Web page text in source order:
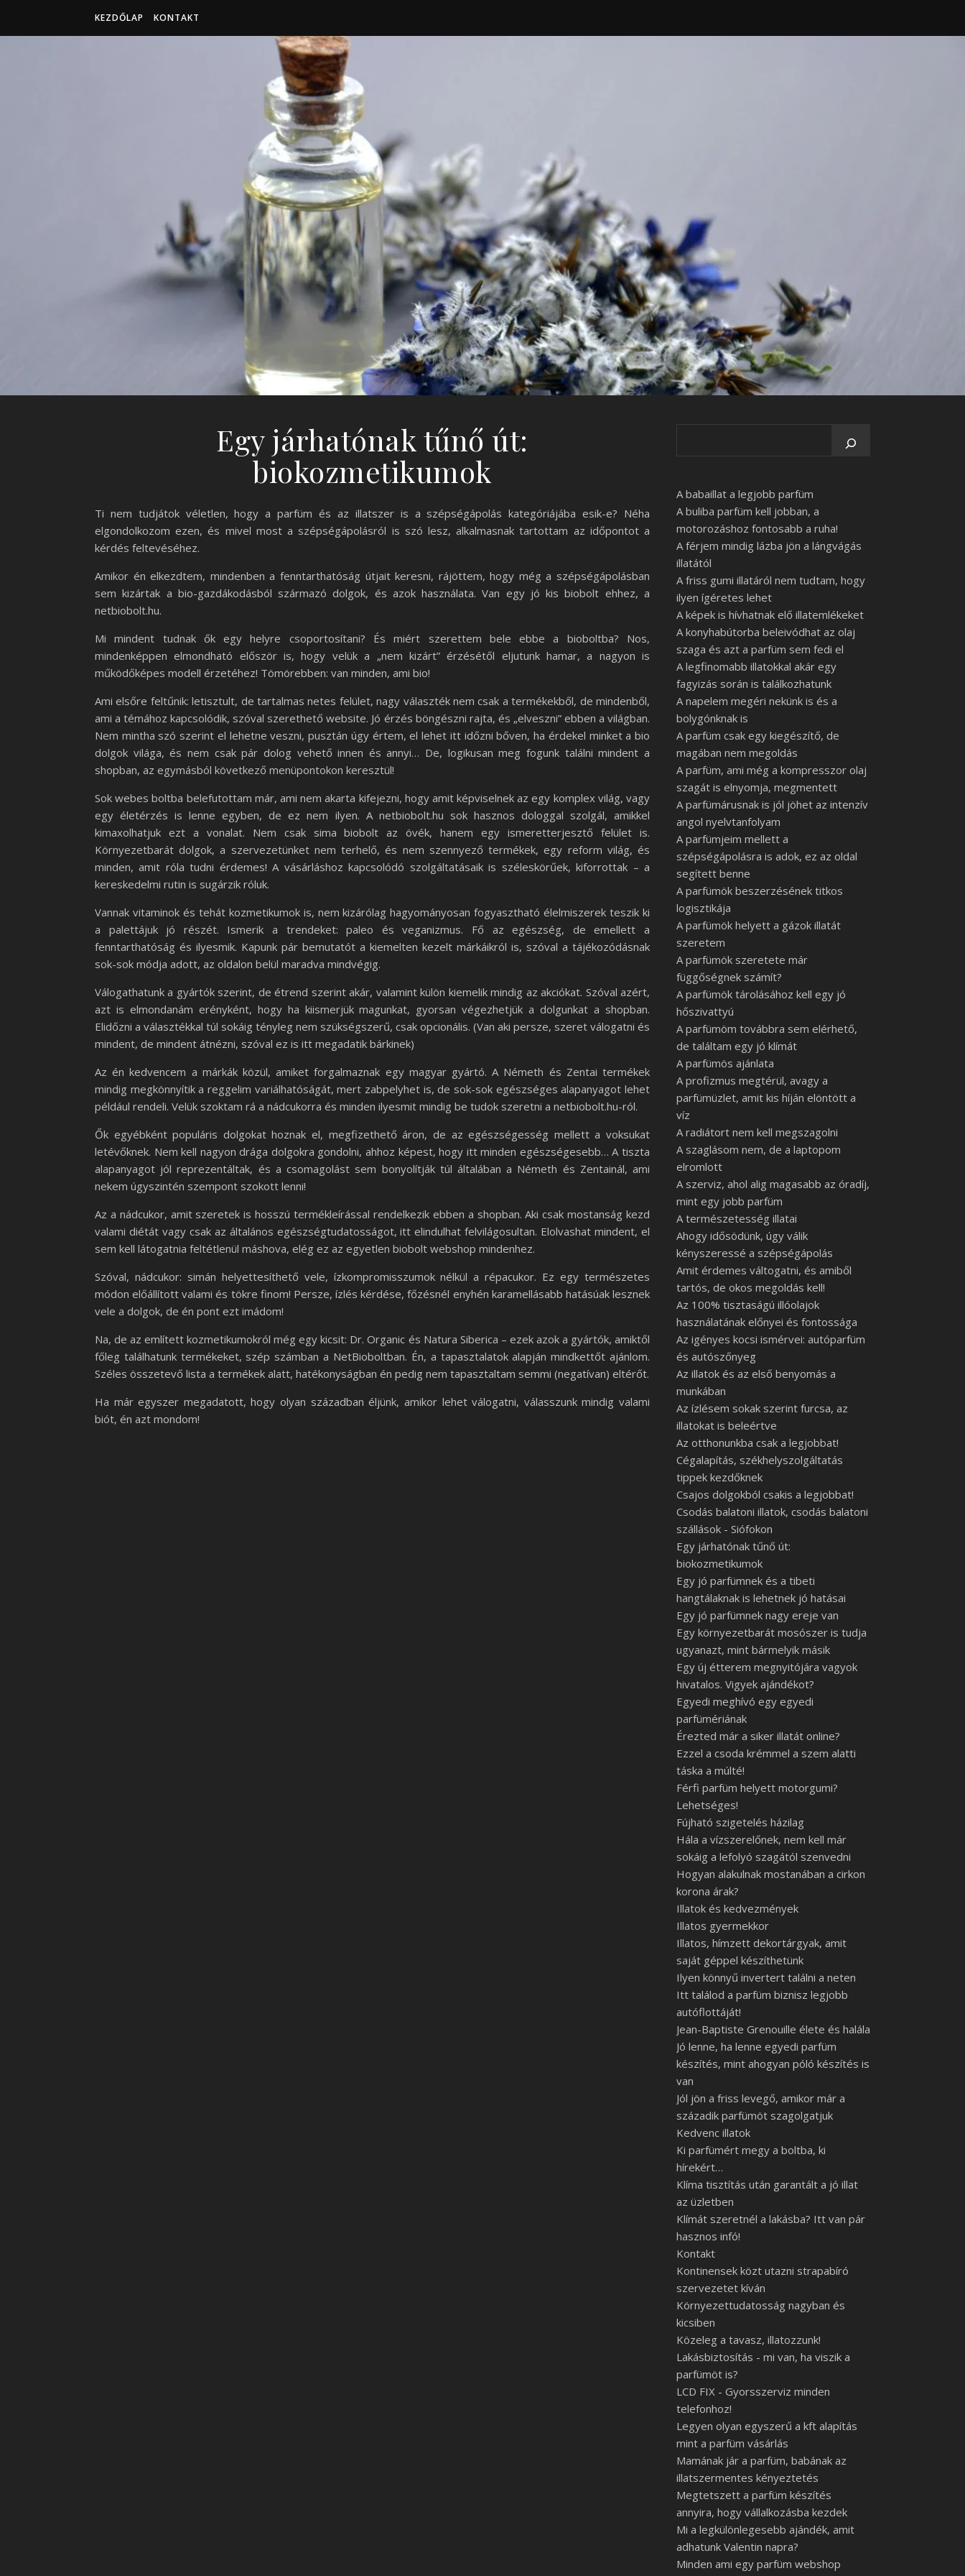
KEZDŐLAP KONTAKT
Egy járhatónak tűnő út:
biokozmetikumok
Ti nem tudjátok véletlen, hogy a parfüm és az illatszer is a szépségápolás kategóriájába esik-e? Néha
elgondolkozom ezen, és mivel most a szépségápolásról is szó lesz, alkalmasnak tartottam az időpontot a
kérdés feltevéséhez.
Amikor én elkezdtem, mindenben a fenntarthatóság útjait keresni, rájöttem, hogy még a szépségápolásban
sem kizártak a bio-gazdákodásból származó dolgok, és azok használata. Van egy jó kis biobolt ehhez, a
netbiobolt.hu.
Mi mindent tudnak ők egy helyre csoportosítani? És miért szerettem bele ebbe a bioboltba? Nos,
mindenképpen elmondható először is, hogy velük a „nem kizárt” érzésétől eljutunk hamar, a nagyon is
működőképes modell érzetéhez! Tömörebben: van minden, ami bio!
Ami elsőre feltűnik: letisztult, de tartalmas netes felület, nagy választék nem csak a termékekből, de mindenből,
ami a témához kapcsolódik, szóval szerethető website. Jó érzés böngészni rajta, és „elveszni” ebben a világban.
Nem mintha szó szerint el lehetne veszni, pusztán úgy értem, el lehet itt időzni bőven, ha érdekel minket a bio
dolgok világa, és nem csak pár dolog vehető innen és annyi… De, logikusan meg fogunk találni mindent a
shopban, az egymásból következő menüpontokon keresztül!
Sok webes boltba belefutottam már, ami nem akarta kifejezni, hogy amit képviselnek az egy komplex világ, vagy
egy életérzés is lenne egyben, de ez nem ilyen. A netbiobolt.hu sok hasznos dologgal szolgál, amikkel
kimaxolhatjuk ezt a vonalat. Nem csak sima biobolt az övék, hanem egy ismeretterjesztő felület is.
Környezetbarát dolgok, a szervezetünket nem terhelő, és nem szennyező termékek, egy reform világ, és
minden, amit róla tudni érdemes! A vásárláshoz kapcsolódó szolgáltatásaik is széleskörűek, kiforrottak – a
kereskedelmi rutin is sugárzik róluk.
Vannak vitaminok és tehát kozmetikumok is, nem kizárólag hagyományosan fogyasztható élelmiszerek teszik ki
a palettájuk jó részét. Ismerik a trendeket: paleo és veganizmus. Fő az egészség, de emellett a
fenntarthatóság és ilyesmik. Kapunk pár bemutatót a kiemelten kezelt márkáikról is, szóval a tájékozódásnak
sok-sok módja adott, az oldalon belül maradva mindvégig.
Válogathatunk a gyártók szerint, de étrend szerint akár, valamint külön kiemelik mindig az akciókat. Szóval azért,
azt is elmondanám erényként, hogy ha kiismerjük magunkat, gyorsan végezhetjük a dolgunkat a shopban.
Elidőzni a választékkal túl sokáig tényleg nem szükségszerű, csak opcionális. (Van aki persze, szeret válogatni és
mindent, de mindent átnézni, szóval ez is itt megadatik bárkinek)
Az én kedvencem a márkák közül, amiket forgalmaznak egy magyar gyártó. A Németh és Zentai termékek
mindig megkönnyítik a reggelim variálhatóságát, mert zabpelyhet is, de sok-sok egészséges alapanyagot lehet
például rendeli. Velük szoktam rá a nádcukorra és minden ilyesmit mindig be tudok szeretni a netbiobolt.hu-ról.
Ők egyébként populáris dolgokat hoznak el, megfizethető áron, de az egészségesség mellett a voksukat
letévőknek. Nem kell nagyon drága dolgokra gondolni, ahhoz képest, hogy itt minden egészségesebb… A tiszta
alapanyagot jól reprezentáltak, és a csomagolást sem bonyolítják túl általában a Németh és Zentainál, ami
nekem úgyszintén szempont szokott lenni!
Az a nádcukor, amit szeretek is hosszú termékleírással rendelkezik ebben a shopban. Aki csak mostanság kezd
valami diétát vagy csak az általános egészségtudatosságot, itt elindulhat felvilágosultan. Elolvashat mindent, el
sem kell látogatnia feltétlenül máshova, elég ez az egyetlen biobolt webshop mindenhez.
Szóval, nádcukor: simán helyettesíthető vele, ízkompromisszumok nélkül a répacukor. Ez egy természetes
módon előállított valami és tökre finom! Persze, ízlés kérdése, főzésnél enyhén karamellásabb hatásúak lesznek
vele a dolgok, de én pont ezt imádom!
Na, de az említett kozmetikumokról még egy kicsit: Dr. Organic és Natura Siberica – ezek azok a gyártók, amiktől
főleg találhatunk termékeket, szép számban a NetBioboltban. Én, a tapasztalatok alapján mindkettőt ajánlom.
Széles összetevő lista a termékek alatt, hatékonyságban én pedig nem tapasztaltam semmi (negatívan) eltérőt.
Ha már egyszer megadatott, hogy olyan században éljünk, amikor lehet válogatni, válasszunk mindig valami
biót, én azt mondom!
A babaillat a legjobb parfüm
A buliba parfüm kell jobban, a
motorozáshoz fontosabb a ruha!
A férjem mindig lázba jön a lángvágás
illatától
A friss gumi illatáról nem tudtam, hogy
ilyen ígéretes lehet
A képek is hívhatnak elő illatemlékeket
A konyhabútorba beleivódhat az olaj
szaga és azt a parfüm sem fedi el
A legfinomabb illatokkal akár egy
fagyizás során is találkozhatunk
A napelem megéri nekünk is és a
bolygónknak is
A parfüm csak egy kiegészítő, de
magában nem megoldás
A parfüm, ami még a kompresszor olaj
szagát is elnyomja, megmentett
A parfümárusnak is jól jöhet az intenzív
angol nyelvtanfolyam
A parfümjeim mellett a
szépségápolásra is adok, ez az oldal
segített benne
A parfümök beszerzésének titkos
logisztikája
A parfümök helyett a gázok illatát
szeretem
A parfümök szeretete már
függőségnek számít?
A parfümök tárolásához kell egy jó
hőszivattyú
A parfümöm továbbra sem elérhető,
de találtam egy jó klímát
A parfümös ajánlata
A profizmus megtérül, avagy a
parfümüzlet, amit kis híján elöntött a
víz
A radiátort nem kell megszagolni
A szaglásom nem, de a laptopom
elromlott
A szerviz, ahol alig magasabb az óradíj,
mint egy jobb parfüm
A természetesség illatai
Ahogy idősödünk, úgy válik
kényszeressé a szépségápolás
Amit érdemes váltogatni, és amiből
tartós, de okos megoldás kell!
Az 100% tisztaságú illóolajok
használatának előnyei és fontossága
Az igényes kocsi ismérvei: autóparfüm
és autószőnyeg
Az illatok és az első benyomás a
munkában
Az ízlésem sokak szerint furcsa, az
illatokat is beleértve
Az otthonunkba csak a legjobbat!
Cégalapítás, székhelyszolgáltatás
tippek kezdőknek
Csajos dolgokból csakis a legjobbat!
Csodás balatoni illatok, csodás balatoni
szállások - Siófokon
Egy járhatónak tűnő út:
biokozmetikumok
Egy jó parfümnek és a tibeti
hangtálaknak is lehetnek jó hatásai
Egy jó parfümnek nagy ereje van
Egy környezetbarát mosószer is tudja
ugyanazt, mint bármelyik másik
Egy új étterem megnyitójára vagyok
hivatalos. Vigyek ajándékot?
Egyedi meghívó egy egyedi
parfümériának
Érezted már a siker illatát online?
Ezzel a csoda krémmel a szem alatti
táska a múlté!
Férfi parfüm helyett motorgumi?
Lehetséges!
Fújható szigetelés házilag
Hála a vízszerelőnek, nem kell már
sokáig a lefolyó szagától szenvedni
Hogyan alakulnak mostanában a cirkon
korona árak?
Illatok és kedvezmények
Illatos gyermekkor
Illatos, hímzett dekortárgyak, amit
saját géppel készíthetünk
Ilyen könnyű invertert találni a neten
Itt találod a parfüm biznisz legjobb
autóflottáját!
Jean-Baptiste Grenouille élete és halála
Jó lenne, ha lenne egyedi parfüm
készítés, mint ahogyan póló készítés is
van
Jól jön a friss levegő, amikor már a
századik parfümöt szagolgatjuk
Kedvenc illatok
Ki parfümért megy a boltba, ki
hírekért…
Klíma tisztítás után garantált a jó illat
az üzletben
Klímát szeretnél a lakásba? Itt van pár
hasznos infó!
Kontakt
Kontinensek közt utazni strapabíró
szervezetet kíván
Környezettudatosság nagyban és
kicsiben
Közeleg a tavasz, illatozzunk!
Lakásbiztosítás - mi van, ha viszik a
parfümöt is?
LCD FIX - Gyorsszerviz minden
telefonhoz!
Legyen olyan egyszerű a kft alapítás
mint a parfüm vásárlás
Mamának jár a parfüm, babának az
illatszermentes kényeztetés
Megtetszett a parfüm készítés
annyira, hogy vállalkozásba kezdek
Mi a legkülönlegesebb ajándék, amit
adhatunk Valentin napra?
Minden ami egy parfüm webshop